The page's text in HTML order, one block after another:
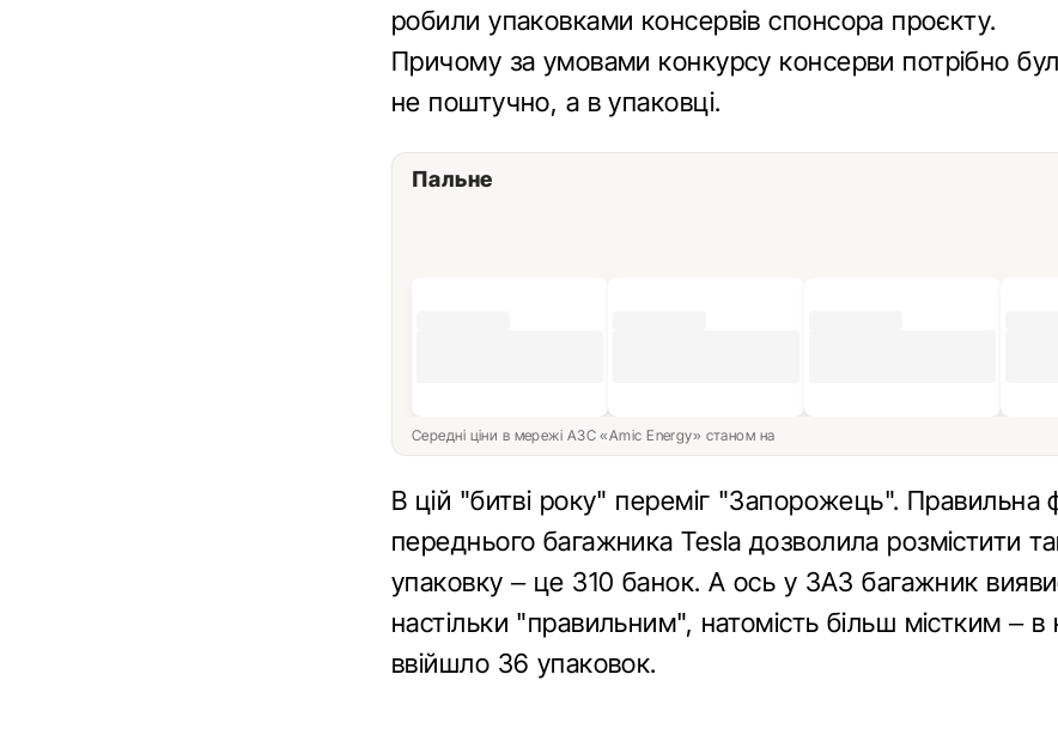
робили упаковками консервів спонсора проєкту.
Причому за умовами конкурсу консерви потрібно
не поштучно, а в упаковці.
Пальне
Середні ціни в мережі АЗС «Amic Energy» станом на
В цій "битві року" переміг "Запорожець". Правильна
переднього багажника Tesla дозволила розмістити
упаковку – це 310 банок. А ось у ЗАЗ багажник
настільки "правильним", натомість більш містким – в
ввійшло 36 упаковок.